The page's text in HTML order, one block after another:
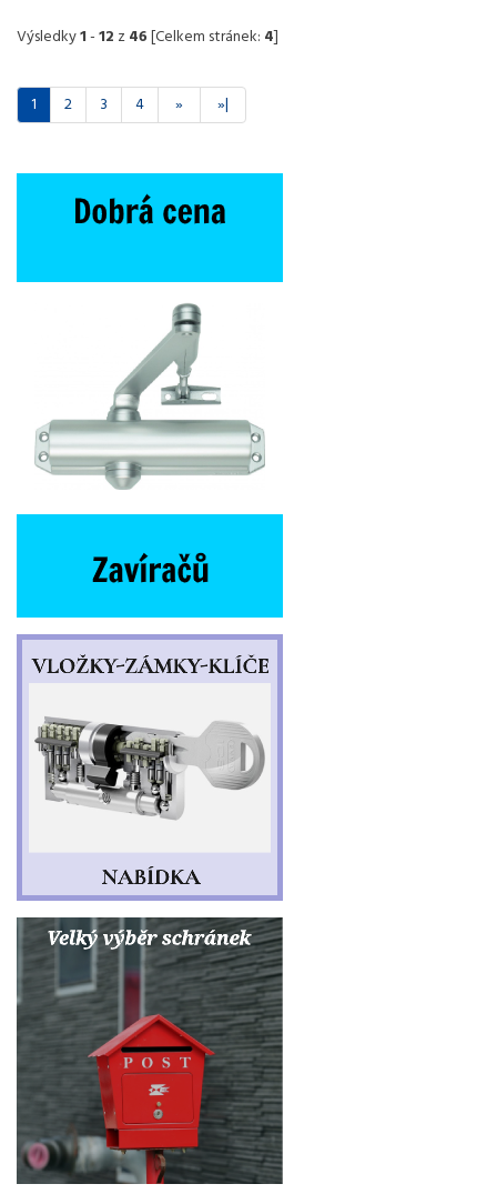
Výsledky1-12 z46[Celkem stránek: 4]
1 2 3 4 » »|